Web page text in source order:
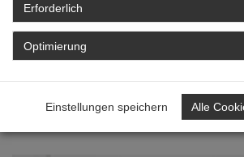
STARTSEITE
Künstliche
Baukultur
Erforderlich
Optimierung
Einstellungen speichern Alle